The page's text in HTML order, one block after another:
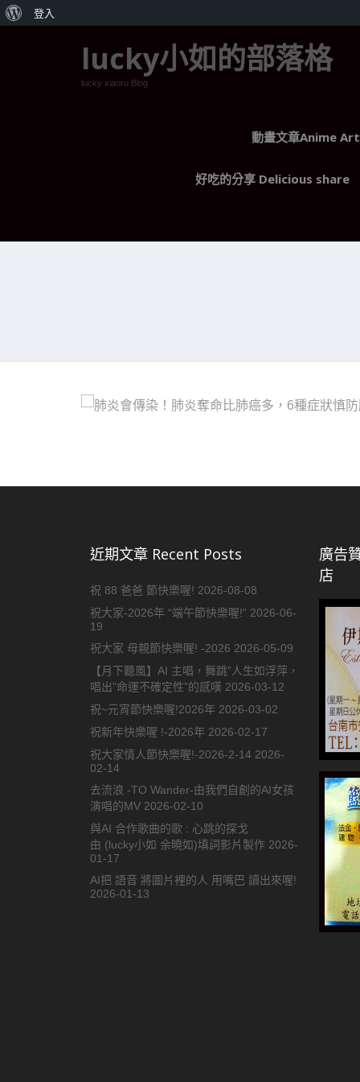
lucky小如的部落格
lucky xiaoru Blog
動畫文章Anime
好吃的分享 Delicious share
近期文章 Recent Posts
祝 88 爸爸 節快樂喔! 2026-08-08
祝大家-2026年 “端午節快樂喔!” 2026-06-
19
祝大家 母親節快樂喔! -2026 2026-05-09
【月下聽風】AI 主唱，舞跳”人生如浮萍，
唱出”命運不確定性”的感嘆 2026-03-12
祝~元宵節快樂喔!2026年 2026-03-02
祝新年快樂喔 !-2026年 2026-02-17
祝大家情人節快樂喔!-2026-2-14 2026-
02-14
去流浪 -TO Wander-由我們自創的AI女孩
演唱的MV 2026-02-10
與AI 合作歌曲的歌 : 心跳的探戈
由 (lucky小如 余曉如)填詞影片製作 2026-
01-17
AI把 語音 將圖片裡的人 用嘴巴 讀出來喔!
2026-01-13
廣告
店
登入